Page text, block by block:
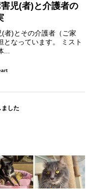
児(者)と介護者の
者)とその介護者（ご家
となっています。 ミスト
した